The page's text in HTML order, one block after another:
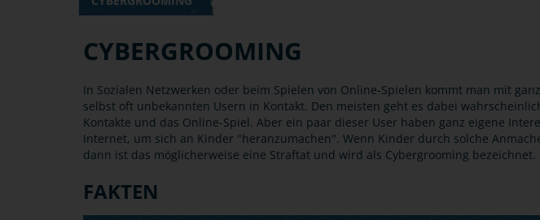
CYBERGROOMING
In Sozialen Netzwerken oder beim Spielen von Online-Spielen kommt man mit
selbst oft unbekannten Usern in Kontakt. Den meisten geht es dabei
Kontakte und das Online-Spiel. Aber ein paar dieser User haben ganz eigene
Internet, um sich an Kinder "heranzumachen". Wenn Kinder durch solche
dann ist das möglicherweise eine Straftat und wird als Cybergrooming bezeichnet.
FAKTEN